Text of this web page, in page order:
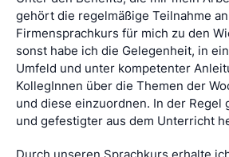
gehört die regelmäßige Teilnahme
Firmensprachkurs für mich zu den
sonst habe ich die Gelegenheit, in
Umfeld und unter kompetenter
KollegInnen über die Themen der
und diese einzuordnen. In der Regel
und gefestigter aus dem Unterricht